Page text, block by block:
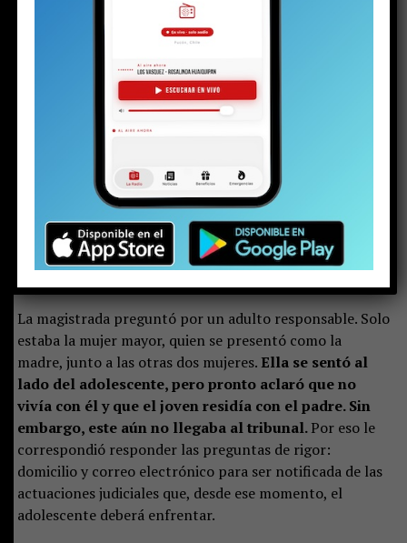
Pero en la justicia hay poco espacio para las emociones.
niño, se presentó ante la jueza del Juzgado de
Garantía de Pucón. Con las esposas en sus muñecas,
vestía una parka negra y brillante, zapatillas, un
buzo gris y llevaba el pelo con corte degradado.
rostro serio reflejaba preocupación y quizás algo de la
La magistrada preguntó por un adulto responsable. Solo
estaba la mujer mayor, quien se presentó como la
madre, junto a las otras dos mujeres. Ella se sentó al
lado del adolescente, pero pronto aclaró que no
vivía con él y que el joven residía con el padre. Sin
embargo, este aún no llegaba al tribunal.Por eso le
correspondió responder las preguntas de rigor:
domicilio y correo electrónico para ser notificada de las
actuaciones judiciales que, desde ese momento, el
adolescente deberá enfrentar.